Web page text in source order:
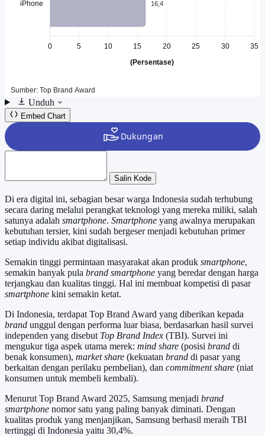
Unduh
Embed Chart
Salin Kode
Di era digital ini, sebagian besar warga Indonesia sudah terhubung
secara daring melalui perangkat teknologi yang mereka miliki, salah
satunya adalah smartphone. Smartphone yang awalnya merupakan
kebutuhan tersier, kini sudah bergeser menjadi kebutuhan primer
setiap individu akibat digitalisasi.
Semakin tinggi permintaan masyarakat akan produk smartphone,
semakin banyak pula brand smartphone yang beredar dengan harga
terjangkau dan kualitas tinggi. Hal ini membuat kompetisi di pasar
smartphone kini semakin ketat.
Di Indonesia, terdapat Top Brand Award yang diberikan kepada
brand unggul dengan performa luar biasa, berdasarkan hasil survei
independen yang disebut Top Brand Index (TBI). Survei ini
mengukur tiga aspek utama merek: mind share (posisi brand di
benak konsumen), market share (kekuatan brand di pasar yang
berkaitan dengan perilaku pembelian), dan commitment share (niat
konsumen untuk membeli kembali).
Menurut Top Brand Award 2025, Samsung menjadi brand
smartphone nomor satu yang paling banyak diminati. Dengan
kualitas produk yang menjanjikan, Samsung berhasil meraih TBI
tertinggi di Indonesia yaitu 30,4%.